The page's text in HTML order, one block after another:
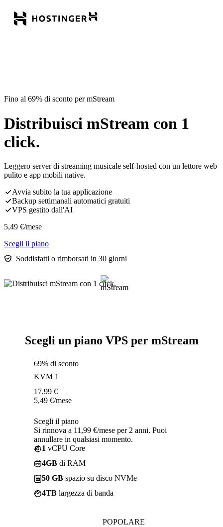
Fino al 69% di sconto per mStream
Distribuisci mStream con 1
click.
Leggero server di streaming musicale self-hosted con un lettore web
pulito e app mobili native.
Avvia subito la tua applicazione
Backup settimanali automatici gratuiti
VPS gestito dall'AI
5,49 €/mese
Scegli il piano
Soddisfatti o rimborsati in 30 giorni
Scegli un piano VPS per mStream
69% di sconto
KVM 1
17,99 €
5,49 €/mese
Scegli il piano
Si rinnova a 11,99 €/mese per 2 anni. Puoi
annullare in qualsiasi momento.
1 vCPU Core
4GB di RAM
50 GB spazio su disco NVMe
4TB largezza di banda
POPOLARE